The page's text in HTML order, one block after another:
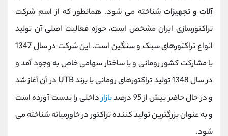
آلات و تجهیزات شناخته می شود. همانطور که از اسم شرکت
تراکتورسازی ایران مشخص است، حوزه فعالیت اصلی آن تولید
انواع تراکتورهای سبک و سنگین است. این شرکت در سال 1347
با مشارکت کشور رومانی و با ساختار سهامی خاص به وجود آمد و
در سال 1348 تولید تراکتورهای رومانی با برند UTB در آن آغاز شد
و در حال حاضر بیش از 95 درصد
بازارداخلی را بدست آورده است
و به عنوان بزرگترین تولید کننده تراکتور در خاورمیانه شناخته می
شود.